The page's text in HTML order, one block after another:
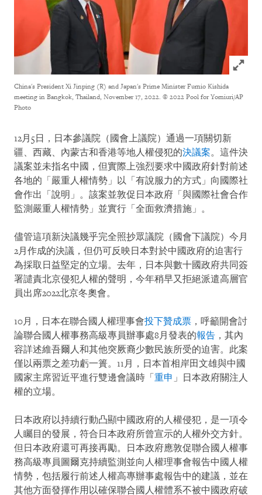
Click
China's President Xi Jinping (R) and Japan's Prime Minister Fumio Kishida
meeting in Bangkok, Thailand, November 17, 2022. © 2022 Pool for Yomiuri/AP
Photo
12月5日，日本參議院（國會上議院）通過一項關切新
疆、西藏、內蒙古和香港等地人權侵犯的決議案。這件決
議案並未指名中國，但實際上強烈要求中國政府針對前述
各地的「嚴重人權情勢」以「有說服力的方式」向國際社
會作出「說明」。該案並敦促日本政府「與國際社會合作
監測嚴重人權情勢」並實行「全面救濟措施」。
儘管這項新決議幾乎完全照抄眾議院（國會下議院）今月
2月作成的決議，但仍可反映日本對於中國政府的迫害行
為採取日益堅定的立場。去年，日本與數十國政府共同簽
署譴責北京侵犯人權的聲明，今年稍早又拒絕派遣高層官
員出席2022北京冬奧會。
10月，日本在聯合國人權理事會投下贊成票 ，呼籲開會討
論聯合國人權事務高級專員辦事處8月發表的報告 ，其內
容詳述維吾爾人和其他突厥裔少數民族所受的迫害。此案
僅以兩票之差功虧一簣。11月，日本首相岸田文雄與中國
國家主席習近平進行雙邊會議時「 重申 」日本政府關注人
權的立場。
日本政府以持續行動凸顯中國政府的人權侵犯，是一項令
人矚目的發展，符合日本政府所曾宣示的人權外交方針。
但日本政府還可再接再勵。日本政府應敦促聯合國人權事
務高級專員圖爾克持續監測並向人權理事會報告中國人權
情勢，包括履行前述人權高專辦事處報告中的建議，並在
其他方面發揮作用以確保聯合國人權體系不被中國政府破